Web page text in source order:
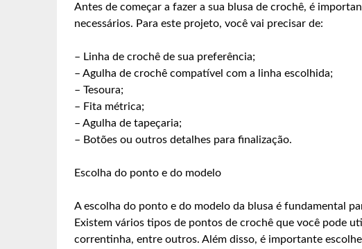
Antes de começar a fazer a sua blusa de crochê, é
necessários. Para este projeto, você vai precisar de:
– Linha de crochê de sua preferência;
– Agulha de crochê compatível com a linha escolhida;
– Tesoura;
– Fita métrica;
– Agulha de tapeçaria;
– Botões ou outros detalhes para finalização.
Escolha do ponto e do modelo
A escolha do ponto e do modelo da blusa é fundamental
Existem vários tipos de pontos de crochê que você pode
correntinha, entre outros. Além disso, é importante